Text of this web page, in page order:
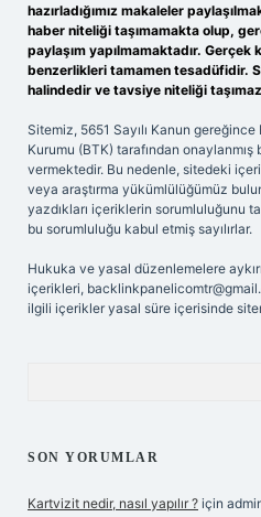
hazırladığımız makaleler
haber niteliği taşımamakta olup,
paylaşım yapılmamaktadır.
benzerlikleri tamamen tesadüfidir.
halindedir ve tavsiye niteliği
Sitemiz, 5651 Sayılı Kanun
Kurumu (BTK) tarafından onaylanmış
vermektedir. Bu nedenle, sitedeki
veya araştırma yükümlülüğümüz
yazdıkları içeriklerin sorumluluğunu
bu sorumluluğu kabul etmiş sayılırlar.
Hukuka ve yasal düzenlemelere
içerikleri,
ilgili içerikler yasal süre içerisinde
SON YORUMLAR
Kartvizit nedir, nasıl yapılır ? için